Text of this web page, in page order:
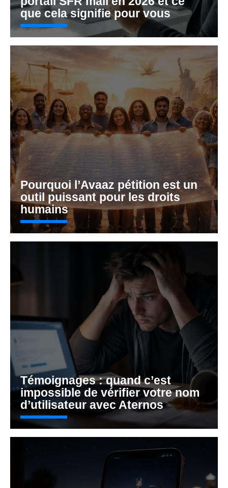
que cela signifie pour vous
Pourquoi l’Avaaz pétition est un
outil puissant pour les droits
humains
Témoignages : quand c’est
impossible de vérifier votre nom
d’utilisateur avec Aternos